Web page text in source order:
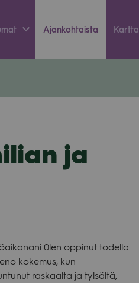
Ajan­koh­taista Kartta
ja
0len oppi­nut todella
koke­mus, kun
ras­kaalta ja tyl­sältä,